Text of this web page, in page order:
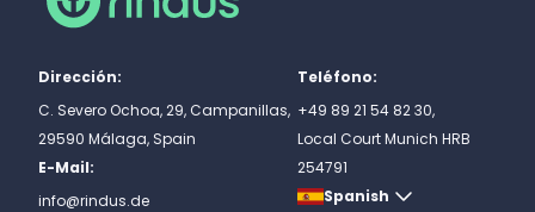
Dirección:
C. Severo Ochoa, 29, Campanillas,
29590 Málaga, Spain
E-Mail:
info@rindus.de
Teléfono:
+49 89 21 54 82 30,
Local Court Munich HRB
254791
Spanish